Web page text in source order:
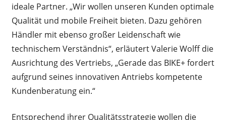
ideale Partner. „Wir wollen unseren Kunden optimale
Qualität und mobile Freiheit bieten. Dazu gehören
Händler mit ebenso großer Leidenschaft wie
technischem Verständnis“, erläutert Valerie Wolff die
Ausrichtung des Vertriebs, „Gerade das BIKE+ fordert
aufgrund seines innovativen Antriebs kompetente
Kundenberatung ein.“
Entsprechend ihrer Qualitätsstrategie wollen die